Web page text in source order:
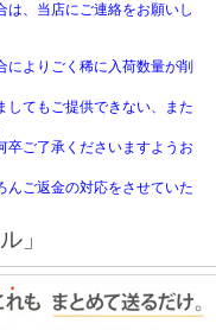
は、当店にご連絡をお願いし
よりごく稀に入荷数量が削
してもご提供できない、また
卒ご了承くださいますようお
んご返金の対応をさせていた
」